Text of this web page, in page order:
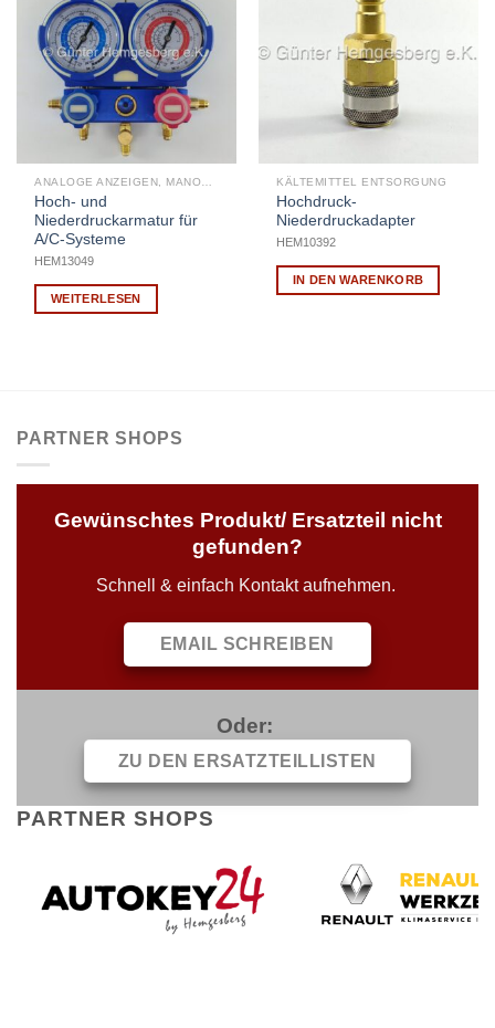
Hoch- und
Niederdruckarmatur für
A/C-Systeme
HEM13049
WEITERLESEN
KÄLTEMITTEL ENTSORGUNG
Hochdruck-
Niederdruckadapter
HEM10392
IN DEN WARENKORB
PARTNER SHOPS
Gewünschtes Produkt/ Ersatzteil nicht
gefunden?
Schnell & einfach Kontakt aufnehmen.
EMAIL SCHREIBEN
Oder:
ZU DEN ERSATZTEILLISTEN
PARTNER SHOPS